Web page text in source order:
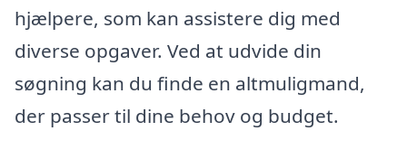
hjælpere, som kan assistere dig med
diverse opgaver. Ved at udvide din
søgning kan du finde en altmuligmand,
der passer til dine behov og budget.